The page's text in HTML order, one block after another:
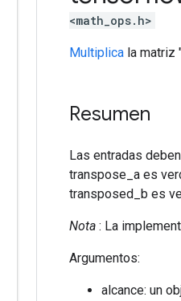
<math_ops.h>
Multiplica la matriz
Resumen
Las entradas
transpose_a es
transposed_b es
Nota : La
Argumentos:
alcance: un